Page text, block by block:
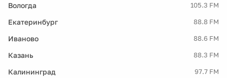
Вологда 105.3 FM
Екатеринбург 88.8 FM
Иваново 88.6 FM
Казань 88.3 FM
Калининград 97.7 FM